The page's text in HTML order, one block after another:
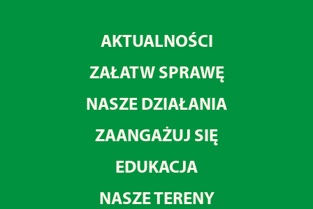
AKTUALNOŚCI
ZAŁATW SPRAWĘ
NASZE DZIAŁANIA
ZAANGAŻUJ SIĘ
EDUKACJA
NASZE TERENY